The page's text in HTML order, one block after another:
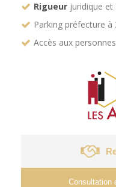
Rigueur juridique et
Parking préfecture à
Accès aux
Consultation